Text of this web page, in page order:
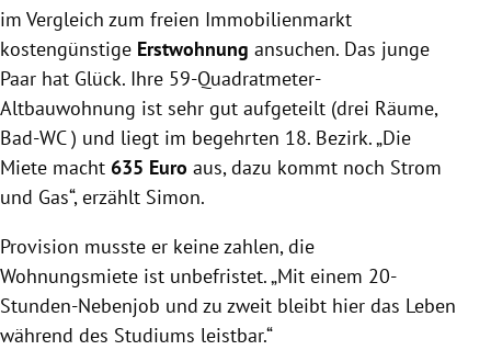
im Vergleich zum freien Immobilienmarkt
kostengünstige Erstwohnung ansuchen. Das junge
Paar hat Glück. Ihre 59-Quadratmeter-
Altbauwohnung ist sehr gut aufgeteilt (drei Räume,
Bad-WC ) und liegt im begehrten 18. Bezirk. „Die
Miete macht 635 Euro aus, dazu kommt noch Strom
und Gas“, erzählt Simon.
Provision musste er keine zahlen, die
Wohnungsmiete ist unbefristet. „Mit einem 20-
Stunden-Nebenjob und zu zweit bleibt hier das Leben
während des Studiums leistbar.“